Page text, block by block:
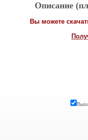
Описание
Вы можете